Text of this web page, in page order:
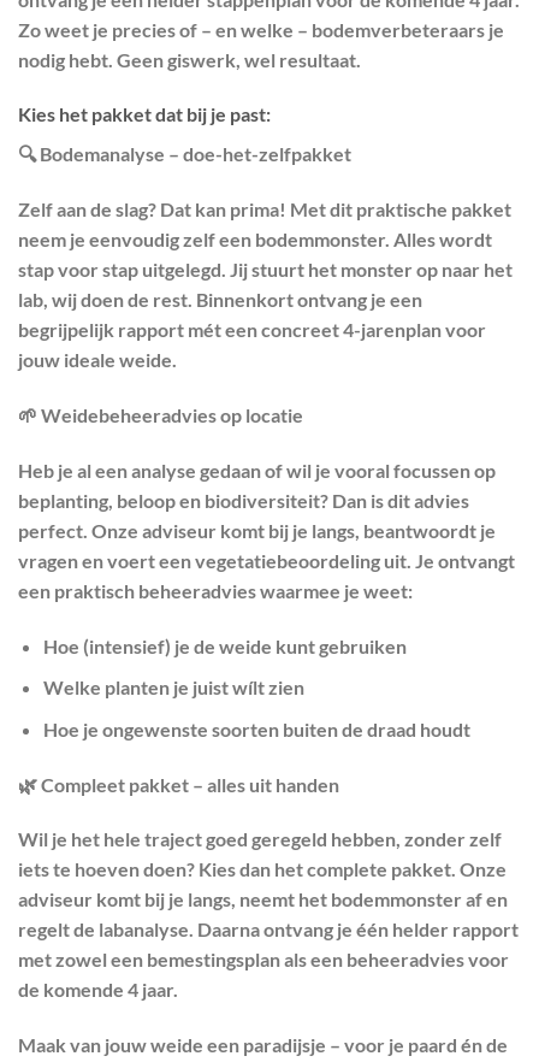
Zo weet je precies of – en welke – bodemverbeteraars je
nodig hebt. Geen giswerk, wel resultaat.
Kies het pakket dat bij je past:
🔍 Bodemanalyse – doe-het-zelfpakket
Zelf aan de slag? Dat kan prima! Met dit praktische pakket
neem je eenvoudig zelf een bodemmonster. Alles wordt
stap voor stap uitgelegd. Jij stuurt het monster op naar het
lab, wij doen de rest. Binnenkort ontvang je een
begrijpelijk rapport mét een concreet 4-jarenplan voor
jouw ideale weide.
🌱 Weidebeheeradvies op locatie
Heb je al een analyse gedaan of wil je vooral focussen op
beplanting, beloop en biodiversiteit? Dan is dit advies
perfect. Onze adviseur komt bij je langs, beantwoordt je
vragen en voert een vegetatiebeoordeling uit. Je ontvangt
een praktisch beheeradvies waarmee je weet:
Hoe (intensief) je de weide kunt gebruiken
Welke planten je juist wílt zien
Hoe je ongewenste soorten buiten de draad houdt
🌿 Compleet pakket – alles uit handen
Wil je het hele traject goed geregeld hebben, zonder zelf
iets te hoeven doen? Kies dan het complete pakket. Onze
adviseur komt bij je langs, neemt het bodemmonster af en
regelt de labanalyse. Daarna ontvang je één helder rapport
met zowel een bemestingsplan als een beheeradvies voor
de komende 4 jaar.
Maak van jouw weide een paradijsje – voor je paard én de